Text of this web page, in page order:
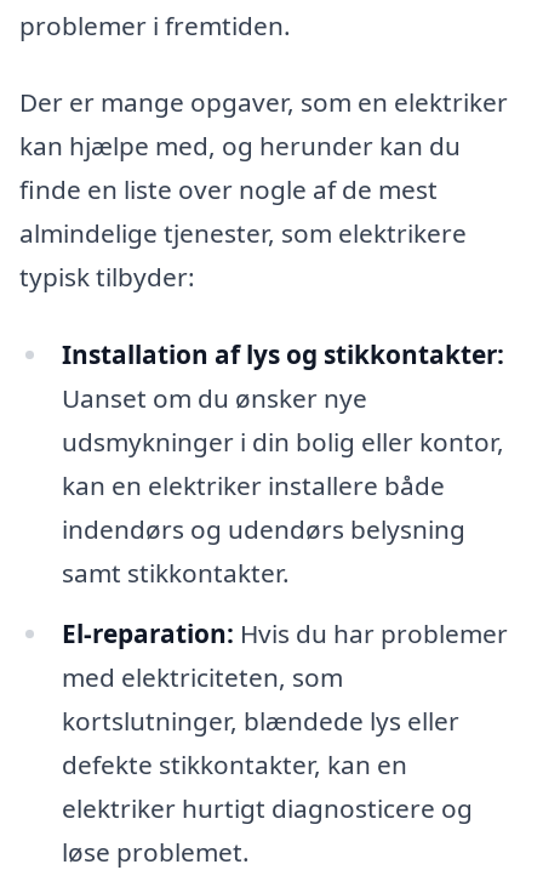
problemer i fremtiden.
Der er mange opgaver, som en elektriker
kan hjælpe med, og herunder kan du
finde en liste over nogle af de mest
almindelige tjenester, som elektrikere
typisk tilbyder:
Installation af lys og stikkontakter:
Uanset om du ønsker nye
udsmykninger i din bolig eller kontor,
kan en elektriker installere både
indendørs og udendørs belysning
samt stikkontakter.
El-reparation: Hvis du har problemer
med elektriciteten, som
kortslutninger, blændede lys eller
defekte stikkontakter, kan en
elektriker hurtigt diagnosticere og
løse problemet.